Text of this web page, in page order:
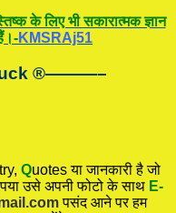
के लिए भी सकारात्मक ज्ञान
KMSRAj51
®———–
Quotesया जानकारी है जो
उसे अपनी फोटो के साथ E-
पसंद आने पर हम